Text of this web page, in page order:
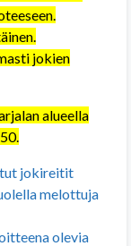
jokien
alueella
jokireitit
melottuja
olevia